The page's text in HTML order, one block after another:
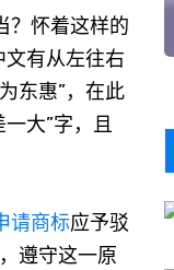
怀着这样的
有从左往右
东惠”，在此
大”字，且
请商标应予驳
遵守这一原